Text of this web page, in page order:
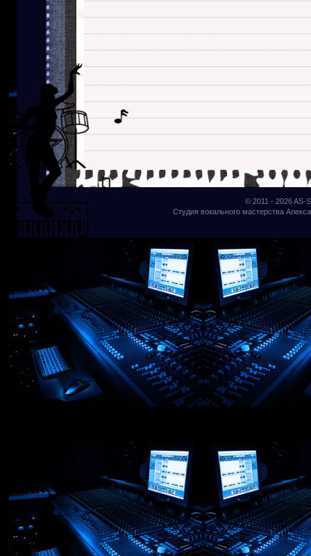
© 2011 - 2026AS-
Студия вокального мастерства